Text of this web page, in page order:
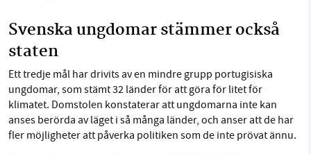
Svenska ungdomar stämmer också
staten
Ett tredje mål har drivits av en mindre grupp portugisiska
ungdomar, som stämt 32 länder för att göra för litet för
klimatet. Domstolen konstaterar att ungdomarna inte kan
anses berörda av läget i så många länder, och anser att de har
fler möjligheter att påverka politiken som de inte prövat ännu.